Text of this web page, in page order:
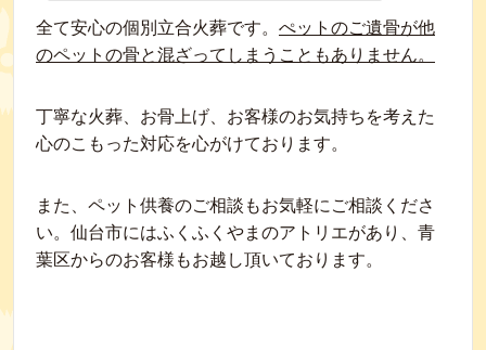
全て安心の個別立合火葬です。 ぺットのご遺骨が他
のペットの骨と混ざってしまうこともありません。
丁寧な火葬、お骨上げ、お客様のお気持ちを考えた
心のこもった対応を心がけております。
また、ペット供養のご相談もお気軽にご相談くださ
い。仙台市にはふくふくやまのアトリエがあり、青
葉区からのお客様もお越し頂いております。